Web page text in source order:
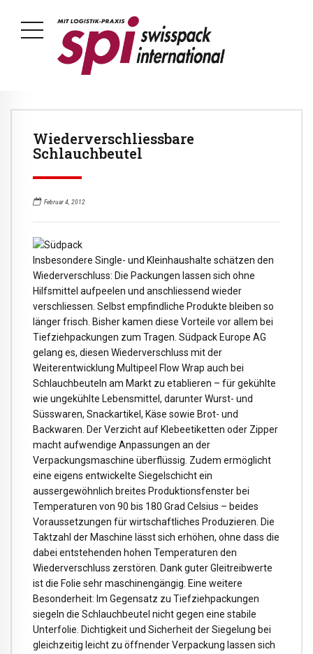
Wiederverschliessbare
Schlauchbeutel
Februar 4, 2012
Insbesondere Single- und Kleinhaushalte schätzen den
Wiederverschluss: Die Packungen lassen sich ohne
Hilfsmittel aufpeelen und anschliessend wieder
verschliessen. Selbst empfindliche Produkte bleiben so
länger frisch. Bisher kamen diese Vorteile vor allem bei
Tiefziehpackungen zum Tragen. Südpack Europe AG
gelang es, diesen Wiederverschluss mit der
Weiterentwicklung Multipeel Flow Wrap auch bei
Schlauchbeuteln am Markt zu etablieren – für gekühlte
wie ungekühlte Lebensmittel, darunter Wurst- und
Süsswaren, Snackartikel, Käse sowie Brot- und
Backwaren. Der Verzicht auf Klebeetiketten oder Zipper
macht aufwendige Anpassungen an der
Verpackungsmaschine überflüssig. Zudem ermöglicht
eine eigens entwickelte Siegelschicht ein
aussergewöhnlich breites Produktionsfenster bei
Temperaturen von 90 bis 180 Grad Celsius – beides
Voraussetzungen für wirtschaftliches Produzieren. Die
Taktzahl der Maschine lässt sich erhöhen, ohne dass die
dabei entstehenden hohen Temperaturen den
Wiederverschluss zerstören. Dank guter Gleitreibwerte
ist die Folie sehr maschinengängig. Eine weitere
Besonderheit: Im Gegensatz zu Tiefziehpackungen
siegeln die Schlauchbeutel nicht gegen eine stabile
Unterfolie. Dichtigkeit und Sicherheit der Siegelung bei
gleichzeitig leicht zu öffnender Verpackung lassen sich